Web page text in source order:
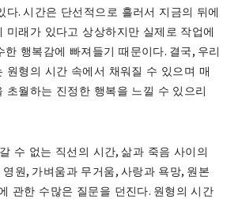
다.시간은 단선적으로 흘러서 지금의 뒤에
미래가 있다고 상상하지만 실제로 작업에
한 행복감에 빠져들기 때문이다. 결국 , 우리
원형의 시간 속에서 채워질 수 있으며 매
초월하는 진정한 행복을 느낄 수 있으리
수 없는 직선의 시간,삶과 죽음 사이의
원 , 가벼움과 무거움 , 사랑과 욕망, 원본
관한 수많은 질문을 던진다. 원형의 시간